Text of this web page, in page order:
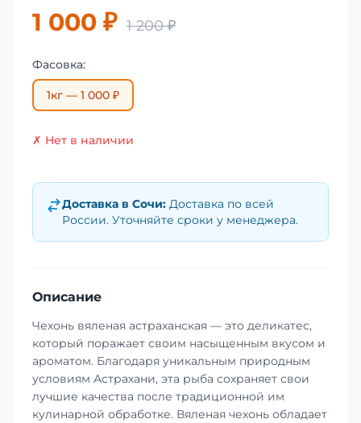
1 000 ₽ 1 200 ₽
Фасовка:
1кг — 1 000 ₽
✗ Нет в наличии
Доставка в Сочи: Доставка по всей
России. Уточняйте сроки у менеджера.
Описание
Чехонь вяленая астраханская — это деликатес,
который поражает своим насыщенным вкусом и
ароматом. Благодаря уникальным природным
условиям Астрахани, эта рыба сохраняет свои
лучшие качества после традиционной им
кулинарной обработке. Вяленая чехонь обладает